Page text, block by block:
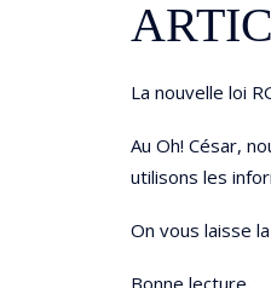
La nouvelle loi
Au Oh! César,
utilisons les
On vous laisse
Bonne lecture.